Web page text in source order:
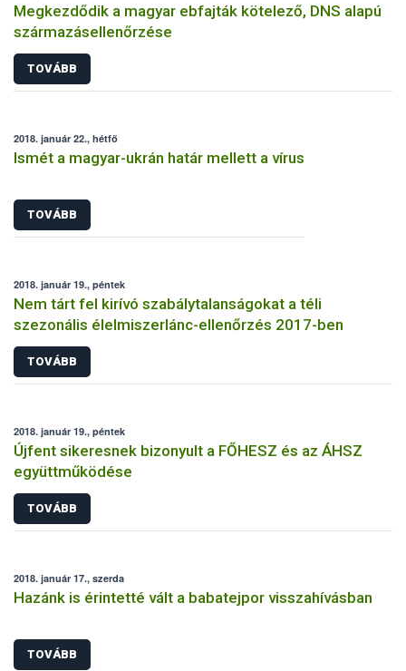
Megkezdődik a magyar ebfajták kötelező, DNS alapú
származásellenőrzése
TOVÁBB
2018. január 22., hétfő
Ismét a magyar-ukrán határ mellett a vírus
TOVÁBB
2018. január 19., péntek
Nem tárt fel kirívó szabálytalanságokat a téli
szezonális élelmiszerlánc-ellenőrzés 2017-ben
TOVÁBB
2018. január 19., péntek
Újfent sikeresnek bizonyult a FŐHESZ és az ÁHSZ
együttműködése
TOVÁBB
2018. január 17., szerda
Hazánk is érintetté vált a babatejpor visszahívásban
TOVÁBB